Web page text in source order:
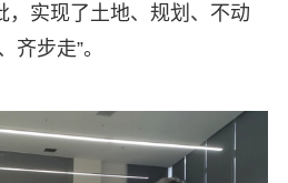
，实现了土地、规划、不动
齐步走”。